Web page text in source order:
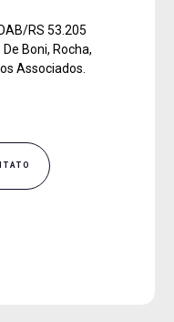
RS 53.205
Boni, Rocha,
Associados.